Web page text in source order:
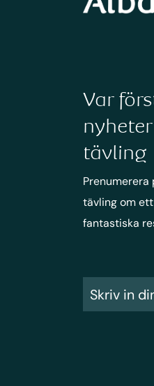
Var
tävling
tävling om
fantastiska